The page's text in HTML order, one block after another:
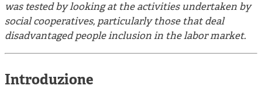
was tested by looking at the activities undertaken by
social cooperatives, particularly those that deal
disadvantaged people inclusion in the labor market.
Introduzione